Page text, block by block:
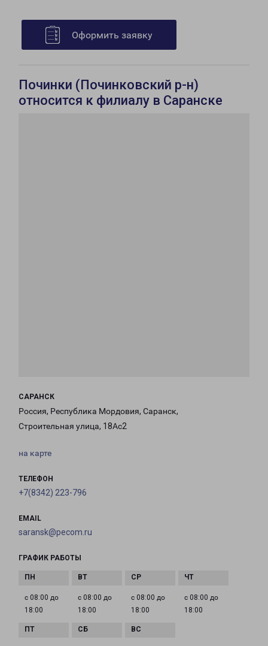
Оформить заявку
Починки (Починковский р-н)
относится к филиалу в Саранске
САРАНСК
Россия, Республика Мордовия, Саранск,
Строительная улица, 18Ас2
на карте
ТЕЛЕФОН
+7(8342) 223-796
EMAIL
saransk@pecom.ru
ГРАФИК РАБОТЫ
с 08:00 до
18:00
с 08:00 до
18:00
с 08:00 до
18:00
с 08:00 до
18:00